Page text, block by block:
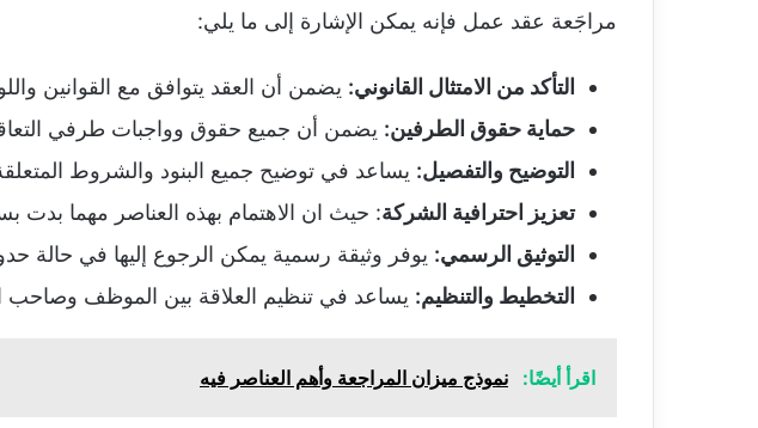
مراجَعة عقد عمل فإنه يمكن الإشارة إلى ما يلي:
التأكد من الامتثال القانوني: يضمن أن العقد يتوافق مع القوانين
حماية حقوق الطرفين: يضمن أن جميع حقوق وواجبات طرفي
التوضيح والتفصيل: يساعد في توضيح جميع البنود والشروط
تعزيز احترافية الشركة: حيث ان الاهتمام بهذه العناصر مهما بدت
التوثيق الرسمي: يوفر وثيقة رسمية يمكن الرجوع إليها في حالة
التخطيط والتنظيم: يساعد في تنظيم العلاقة بين الموظف وصاحب
اقرأ أيضًا: نموذج ميزان المراجعة وأهم العناصر فيه